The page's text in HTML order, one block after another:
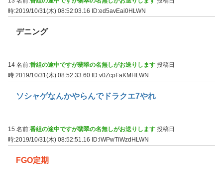
時:2019/10/31(木) 08:52:03.16
ID:ed5avEai0HLWN
デニング
14 名前:番組の途中ですが翡翠の名無しがお送りします 投稿日
時:2019/10/31(木) 08:52:33.60 ID:v0ZcpFaKMHLWN
ソシャゲなんかやらんでドラクエ7やれ
15 名前:番組の途中ですが翡翠の名無しがお送りします 投稿日
時:2019/10/31(木) 08:52:51.16 ID:lWPwTiWzdHLWN
FGO定期